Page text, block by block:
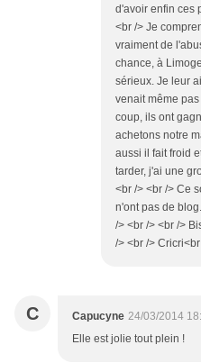
d'avoir enfin ces
<br /> Je
vraiment de
chance, à
sérieux. Je leur
venait même
coup, ils ont
achetons notre
aussi il fait froid
tarder, j'ai une
<br /> <br /> Ce
n'ont pas de
/> <br /> <br />
/> <br />
C Capucyne 24/03/2014
Elle est jolie tout plein !